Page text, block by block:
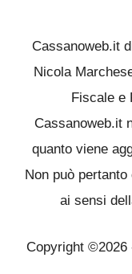
Cassanoweb.it
Nicola
Fiscale e
Cassanoweb.it
quanto viene
Non può
ai sensi
Copyright